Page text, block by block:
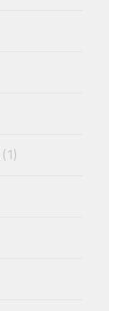
(1)